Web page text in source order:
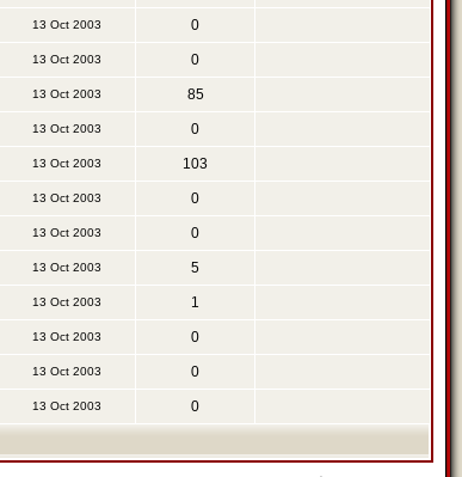
13 Oct 2003 0
13 Oct 2003 0
13 Oct 2003 85
13 Oct 2003 0
13 Oct 2003 103
13 Oct 2003 0
13 Oct 2003 0
13 Oct 2003 5
13 Oct 2003 1
13 Oct 2003 0
13 Oct 2003 0
13 Oct 2003 0